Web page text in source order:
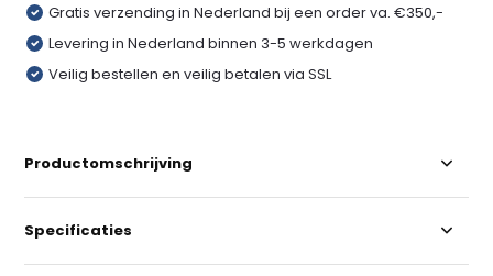
Gratis verzending in Nederland bij een order va. €350,-
Levering in Nederland binnen 3-5 werkdagen
Veilig bestellen en veilig betalen via SSL
Productomschrijving
Specificaties